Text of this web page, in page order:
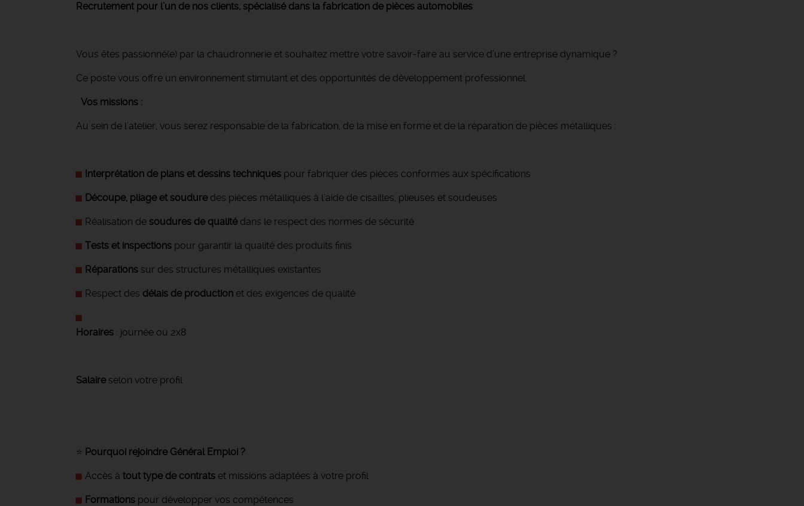
Recrutement pour l’un de nos clients, spécialisé dans la fabrication de pièces automobiles
Vous êtes passionné(e) par la chaudronnerie et souhaitez mettre votre savoir-faire au service d’une entreprise dynamique ?
Ce poste vous offre un environnement stimulant et des opportunités de développement professionnel.
Vos missions :
Au sein de l’atelier, vous serez responsable de la fabrication, de la mise en forme et de la réparation de pièces métalliques :
Interprétation de plans et dessins techniques pour fabriquer des pièces conformes aux spécifications
Découpe, pliage et souduredes pièces métalliques à l’aide de cisailles, plieuses et soudeuses
Réalisation de soudures de qualitédans le respect des normes de sécurité
Tests et inspections pour garantir la qualité des produits finis
Réparations sur des structures métalliques existantes
Respect des délais de production et des exigences de qualité
Horaires : journée ou 2x8
Salaire selon votre profil
⭐ Pourquoi rejoindre Général Emploi ?
Accès à tout type de contrats et missions adaptées à votre profil
Formations pour développer vos compétences